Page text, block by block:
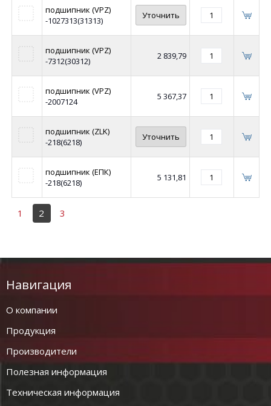
подшипник (VPZ)
-1027313(31313)
Уточнить
подшипник (VPZ)
-7312(30312)
2 839,79
подшипник (VPZ)
-2007124
5 367,37
подшипник (ZLK)
-218(6218)
Уточнить
подшипник (ЕПК)
-218(6218)
5 131,81
1 2 3
Навигация
О компании
Продукция
Производители
Полезная информация
Техническая информация